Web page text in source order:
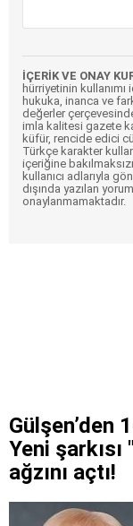
İÇERİK VE ONAY
hürriyetinin kullanımı
hukuka, inanca ve
değerler
imla kalitesi gazete
küfür, rencide edici
Türkçe karakter
içeriğine
kullanıcı adlarıyla
dışında yazılan
onaylanmamaktadır.
Gülşen’den
Yeni
ağzını açtı!